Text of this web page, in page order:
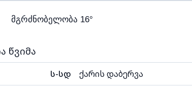
16°C ხილვადობა
მგრძნობელობა 16°
წვიმა
ს-სდ ქარის დაბერვა